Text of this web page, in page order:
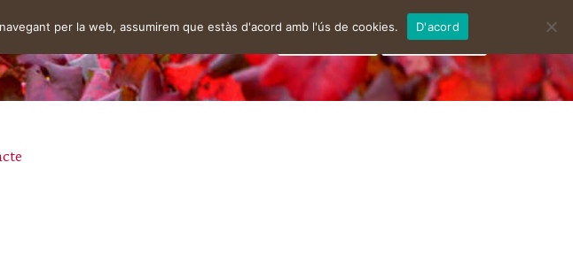
instagram
per la web, assumirem que estàs d'acord amb l'ús de cookies. D'acord